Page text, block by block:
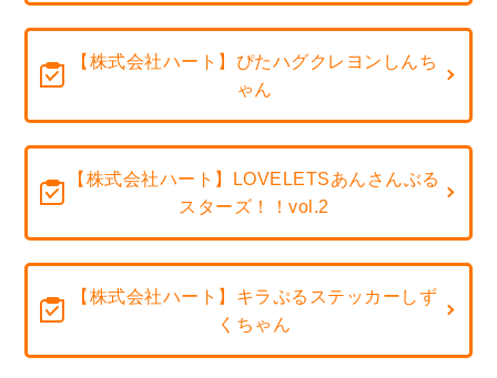
【株式会社ハート】ぴたハグクレヨンしんち
ゃん
【株式会社ハート】LOVELETSあんさんぶる
スターズ！！vol.2
【株式会社ハート】キラぷるステッカーしず
くちゃん